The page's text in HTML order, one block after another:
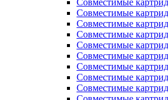
Совместимые
Совместимые
Совместимые
Совместимые
Совместимые
Совместимые
Совместимые
Совместимые
Совместимые